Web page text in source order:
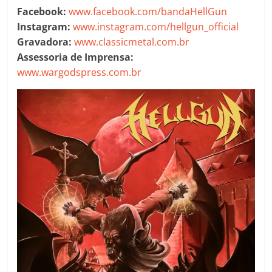
Facebook: www.facebook.com/bandaHellGun
Instagram: www.instagram.com/hellgun_official
Gravadora: www.classicmetal.com.br
Assessoria de Imprensa:
www.wargodspress.com.br